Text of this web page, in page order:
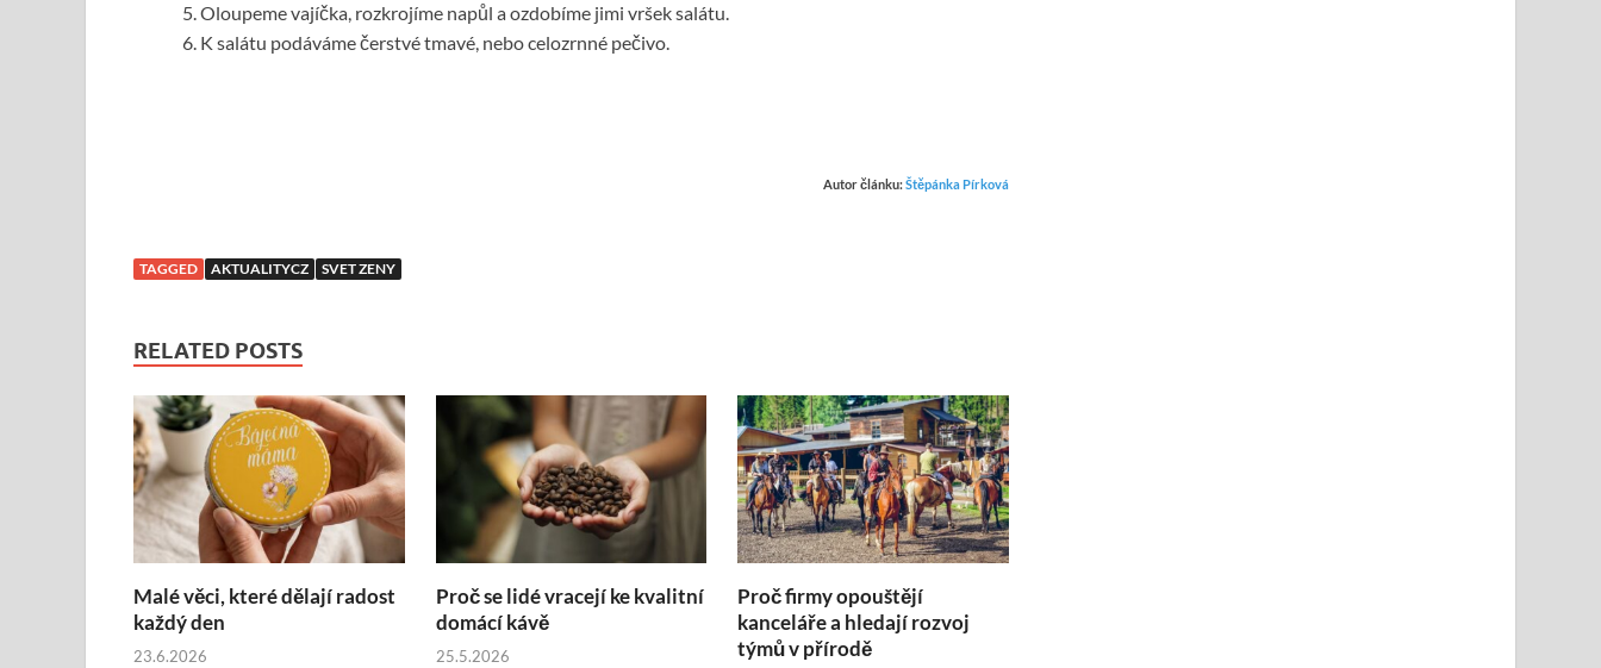
Oloupeme vajíčka, rozkrojíme napůl a ozdobíme jimi vršek salátu.
K salátu podáváme čerstvé tmavé, nebo celozrnné pečivo.
Autor článku:Štěpánka Pírková
TAGGED AKTUALITYCZ SVET ZENY
RELATED POSTS
Malé věci, které dělají radost
každý den
23.6.2026
Proč se lidé vracejí ke kvalitní
domácí kávě
25.5.2026
Proč firmy opouštějí
kanceláře a hledají rozvoj
týmů v přírodě